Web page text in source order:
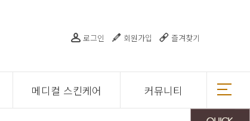
로그인 회원가입 즐겨찾기
메디컬 스킨케어 커뮤니티